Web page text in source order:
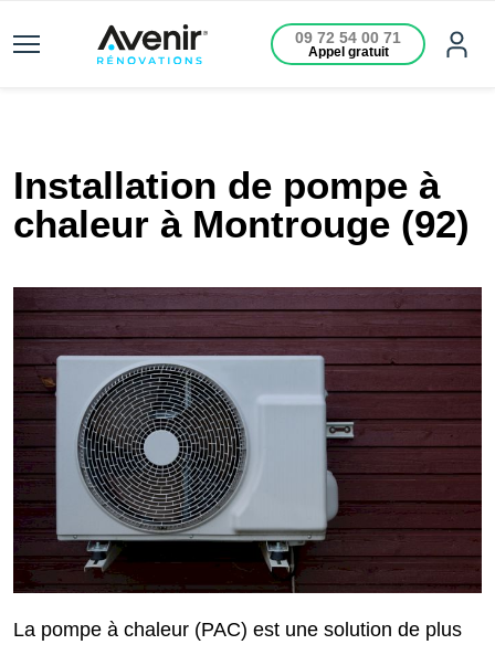
09 72 54 00 71
Appel gratuit
Installation de pompe à
chaleur à Montrouge (92)
La pompe à chaleur (PAC) est une solution de plus